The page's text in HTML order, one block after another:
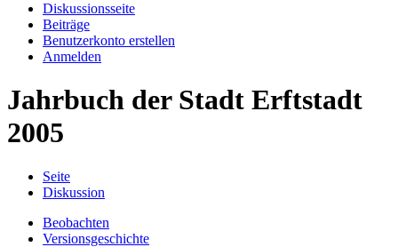
Diskussionsseite
Beiträge
Benutzerkonto erstellen
Anmelden
Jahrbuch der Stadt Erftstadt
2005
Seite
Diskussion
Beobachten
Versionsgeschichte